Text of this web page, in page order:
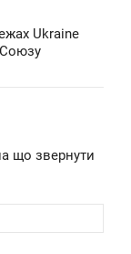
Ukraine
що звернути